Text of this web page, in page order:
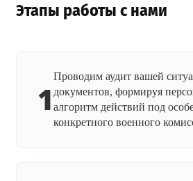
Этапы работы с нами
1
Проводим аудит вашей
документов, формируя
алгоритм действий под
конкретного военного